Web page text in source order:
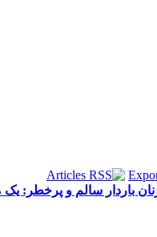
باردار سالم و پرخطر: